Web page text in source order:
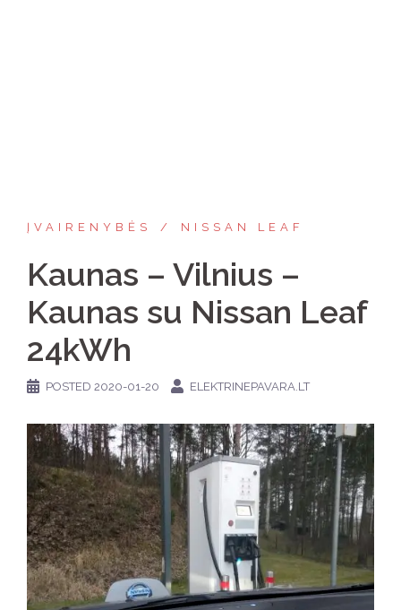
ĮVAIRENYBĖS NISSAN LEAF
Kaunas – Vilnius –
Kaunas su Nissan Leaf
24kWh
POSTED 2020-01-20 ELEKTRINEPAVARA.LT